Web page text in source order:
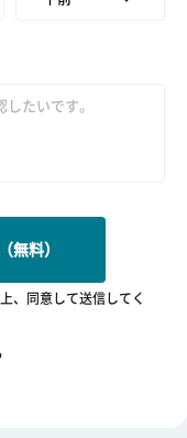
無料）
、同意して送信してく